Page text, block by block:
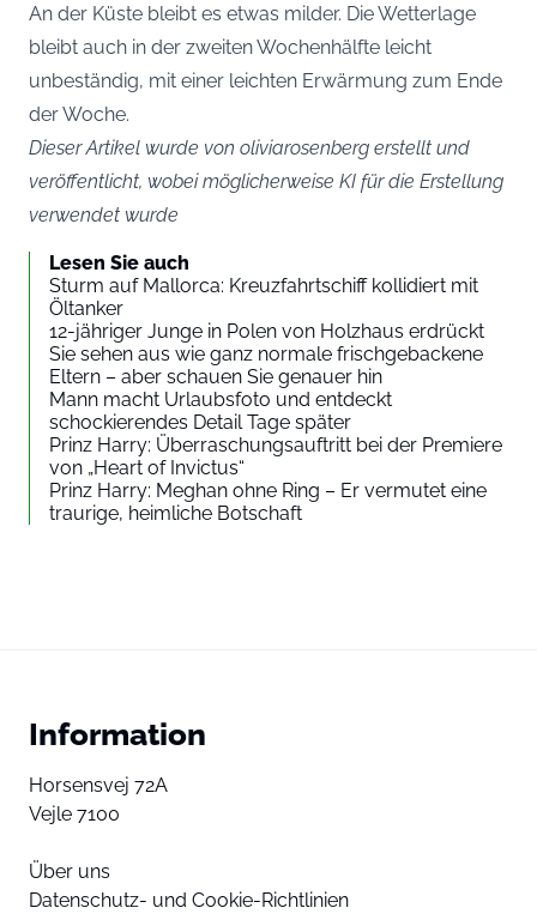
An der Küste bleibt es etwas milder. Die Wetterlage
bleibt auch in der zweiten Wochenhälfte leicht
unbeständig, mit einer leichten Erwärmung zum Ende
der Woche.
Dieser Artikel wurde von oliviarosenberg erstellt und
veröffentlicht, wobei möglicherweise KI für die Erstellung
verwendet wurde
Lesen Sie auch
Sturm auf Mallorca: Kreuzfahrtschiff kollidiert mit
Öltanker
12-jähriger Junge in Polen von Holzhaus erdrückt
Sie sehen aus wie ganz normale frischgebackene
Eltern – aber schauen Sie genauer hin
Mann macht Urlaubsfoto und entdeckt
schockierendes Detail Tage später
Prinz Harry: Überraschungsauftritt bei der Premiere
von „Heart of Invictus“
Prinz Harry: Meghan ohne Ring – Er vermutet eine
traurige, heimliche Botschaft
Information
Horsensvej 72A
Vejle 7100
Über uns
Datenschutz- und Cookie-Richtlinien